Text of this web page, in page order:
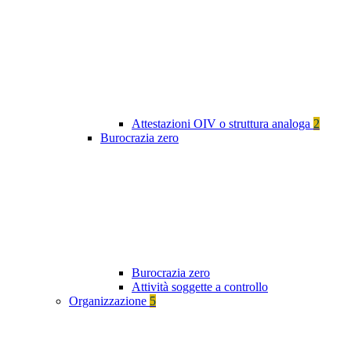
Attestazioni OIV o struttura analoga 2
Burocrazia zero
Burocrazia zero
Attività soggette a controllo
Organizzazione 5